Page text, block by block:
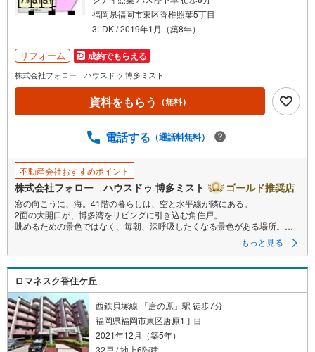
福岡県福岡市東区香椎照葉5丁目
3LDK / 2019年1月（築8年）
リフォーム 成約でもらえる
株式会社フォロー ハウスドゥ 博多ミスト
資料をもらう （無料）
電話する （通話料無料）
不動産会社おすすめポイント
株式会社フォロー ハウスドゥ 博多ミスト ゴールド推奨店
窓の向こうに、海。41階の暮らしは、空と水平線が隣にある。
2面の大開口が、博多湾をリビングに引き込む角住戸。
眺めるための景色ではなく、毎朝、深呼吸したくなる景色がある場所。
アイランドシティのランドマーク、センターマークスタワーの41階。
コーナー2面に設けられた大開口窓からは、博多湾・志賀島・対岸の山並み
が視界いっぱいに広がります。
晴れた朝は水平線まで、夕暮れどきは空が橙に染まる？？毎日、違う景色
を眺められるお住まい。
間接照明が静かに灯るホテルライクなリビングは、ゆとりある3LDKの間取
もっと見る
ロマネスク香住ケ丘
西鉄貝塚線 「唐の原」駅 徒歩7分
福岡県福岡市東区唐原1丁目
2021年12月（築5年）